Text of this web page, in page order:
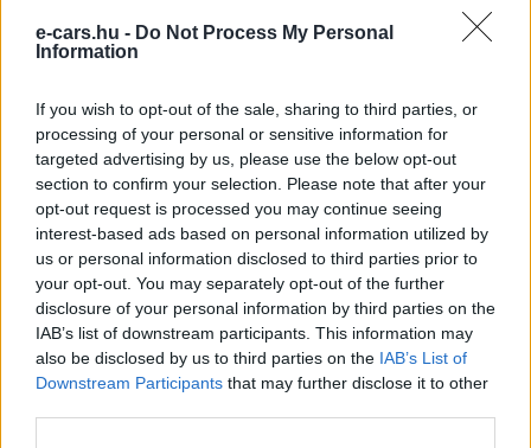
e-cars.hu - Do Not Process My Personal
Information
If you wish to opt-out of the sale, sharing to third parties, or
processing of your personal or sensitive information for
targeted advertising by us, please use the below opt-out
section to confirm your selection. Please note that after your
opt-out request is processed you may continue seeing
interest-based ads based on personal information utilized by
us or personal information disclosed to third parties prior to
your opt-out. You may separately opt-out of the further
disclosure of your personal information by third parties on the
IAB’s list of downstream participants. This information may
also be disclosed by us to third parties on the IAB’s List of
Downstream Participants that may further disclose it to other
btn_shadow_color_hover=”#06c100″
btn_shadow_size=”2″ btn_font_size=”desktop:14px;”
Kövesd az e-cars.hu-t a Facebookon is, további
tartalmakért!
›
CÍMKÉK Citaro Electric Elektromos busz
Hamburg
Mercedes-Benz
tömegközlekedés